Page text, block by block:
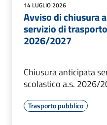
14 LUGLIO 2026
Avviso di chiusura
servizio di
2026/2027
Chiusura anticipata
scolastico a.s. 2026/
Trasporto pubblico